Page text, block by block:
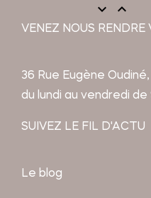
 
VENEZ NOUS
36 Rue Eugène Oudiné,
du lundi au vendredi de
SUIVEZ LE FIL D'ACTU
Le blog